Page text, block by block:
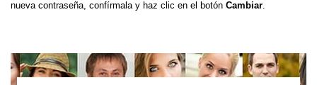
nueva contraseña, confírmala y haz clic en el botón Cambiar